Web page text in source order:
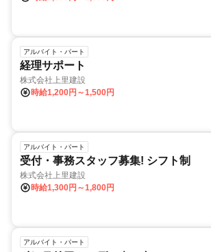
アルバイト・パート
経理サポート
株式会社上里建設
時給1,200円～1,500円
アルバイト・パート
受付・事務スタッフ募集! シフト制
株式会社上里建設
時給1,300円～1,800円
アルバイト・パート